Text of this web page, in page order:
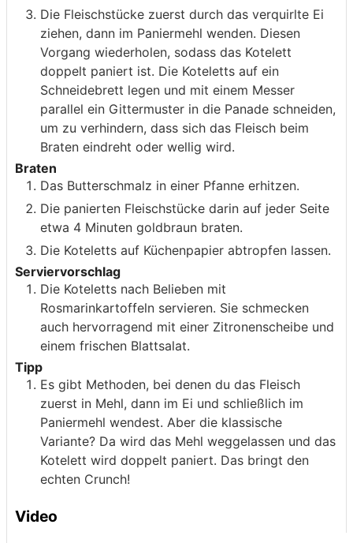
Die Fleischstücke zuerst durch das verquirlte Ei
ziehen, dann im Paniermehl wenden. Diesen
Vorgang wiederholen, sodass das Kotelett
doppelt paniert ist. Die Koteletts auf ein
Schneidebrett legen und mit einem Messer
parallel ein Gittermuster in die Panade schneiden,
um zu verhindern, dass sich das Fleisch beim
Braten eindreht oder wellig wird.
Braten
Das Butterschmalz in einer Pfanne erhitzen.
Die panierten Fleischstücke darin auf jeder Seite
etwa 4 Minuten goldbraun braten.
Die Koteletts auf Küchenpapier abtropfen lassen.
Serviervorschlag
Die Koteletts nach Belieben mit
Rosmarinkartoffeln servieren. Sie schmecken
auch hervorragend mit einer Zitronenscheibe und
einem frischen Blattsalat.
Tipp
Es gibt Methoden, bei denen du das Fleisch
zuerst in Mehl, dann im Ei und schließlich im
Paniermehl wendest. Aber die klassische
Variante? Da wird das Mehl weggelassen und das
Kotelett wird doppelt paniert. Das bringt den
echten Crunch!
Video